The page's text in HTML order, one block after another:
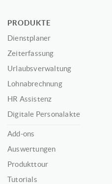
PRODUKTE
Dienstplaner
Zeiterfassung
Urlaubsverwaltung
Lohnabrechnung
HR Assistenz
Digitale Personalakte
Add-ons
Auswertungen
Produkttour
Tutorials